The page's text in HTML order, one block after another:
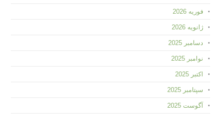
فوریه 2026
ژانویه 2026
دسامبر 2025
نوامبر 2025
اکتبر 2025
سپتامبر 2025
آگوست 2025